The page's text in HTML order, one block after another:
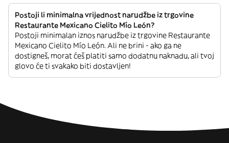
Postoji li minimalna vrijednost narudžbe iz trgovine
Restaurante Mexicano Cielito Mío León?
Postoji minimalan iznos narudžbe iz trgovine Restaurante
Mexicano Cielito Mío León. Ali ne brini - ako ga ne
dostigneš, morat ćeš platiti samo dodatnu naknadu, ali tvoj
glovo će ti svakako biti dostavljen!